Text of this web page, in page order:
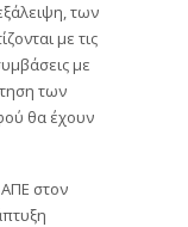
των
με τις
με
των
θα έχουν
στον